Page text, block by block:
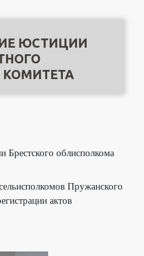
ЮСТИЦИИ
Брестского облисполкома
Пружанского
актов